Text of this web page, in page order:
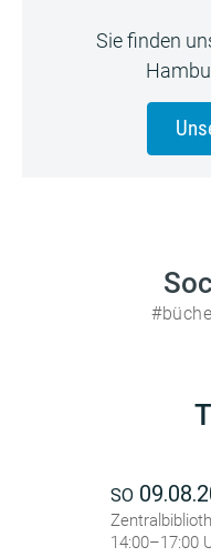
Sie finden
SO
14:00–17:00